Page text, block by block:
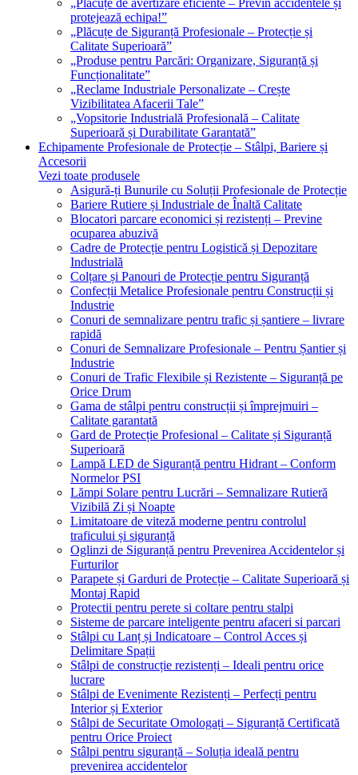
„Plăcuțe de avertizare eficiente – Previn accidentele și
protejează echipa!”
„Plăcuțe de Siguranță Profesionale – Protecție și
Calitate Superioară”
„Produse pentru Parcări: Organizare, Siguranță și
Funcționalitate”
„Reclame Industriale Personalizate – Crește
Vizibilitatea Afacerii Tale”
„Vopsitorie Industrială Profesională – Calitate
Superioară și Durabilitate Garantată”
Echipamente Profesionale de Protecție – Stâlpi, Bariere și
Accesorii
Vezi toate produsele
Asigură-ți Bunurile cu Soluții Profesionale de Protecție
Bariere Rutiere și Industriale de Înaltă Calitate
Blocatori parcare economici și rezistenți – Previne
ocuparea abuzivă
Cadre de Protecție pentru Logistică și Depozitare
Industrială
Colțare și Panouri de Protecție pentru Siguranță
Confecții Metalice Profesionale pentru Construcții și
Industrie
Conuri de semnalizare pentru trafic și șantiere – livrare
rapidă
Conuri de Semnalizare Profesionale – Pentru Șantier și
Industrie
Conuri de Trafic Flexibile și Rezistente – Siguranță pe
Orice Drum
Gama de stâlpi pentru construcții și împrejmuiri –
Calitate garantată
Gard de Protecție Profesional – Calitate și Siguranță
Superioară
Lampă LED de Siguranță pentru Hidrant – Conform
Normelor PSI
Lămpi Solare pentru Lucrări – Semnalizare Rutieră
Vizibilă Zi și Noapte
Limitatoare de viteză moderne pentru controlul
traficului și siguranță
Oglinzi de Siguranță pentru Prevenirea Accidentelor și
Furturilor
Parapete și Garduri de Protecție – Calitate Superioară și
Montaj Rapid
Protectii pentru perete si coltare pentru stalpi
Sisteme de parcare inteligente pentru afaceri si parcari
Stâlpi cu Lanț și Indicatoare – Control Acces și
Delimitare Spații
Stâlpi de construcție rezistenți – Ideali pentru orice
lucrare
Stâlpi de Evenimente Rezistenți – Perfecți pentru
Interior și Exterior
Stâlpi de Securitate Omologați – Siguranță Certificată
pentru Orice Proiect
Stâlpi pentru siguranță – Soluția ideală pentru
prevenirea accidentelor